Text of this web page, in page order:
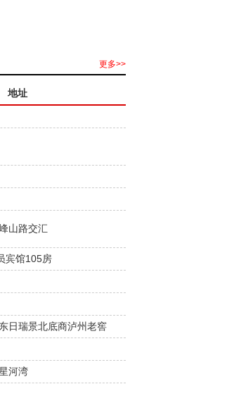
更多>>
地址
山路交汇
宾馆105房
日瑞景北底商泸州老窖
河湾